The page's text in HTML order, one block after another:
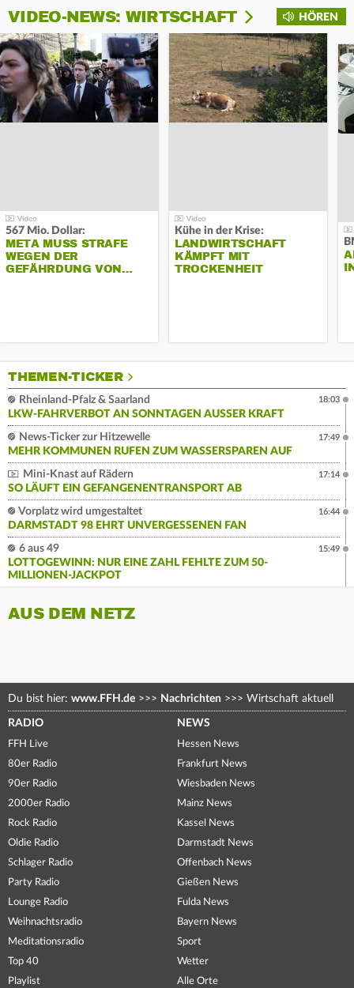
HÖREN
VIDEO-NEWS: WIRTSCHAFT
567 Mio. Dollar:
META MUSS STRAFE
WEGEN DER
GEFÄHRDUNG VON…
Kühe in der Krise:
LANDWIRTSCHAFT
KÄMPFT MIT
TROCKENHEIT
THEMEN-TICKER
Rheinland-Pfalz & Saarland
LKW-FAHRVERBOT AN SONNTAGEN AUSSER KRAFT
18:03
News-Ticker zur Hitzewelle
MEHR KOMMUNEN RUFEN ZUM WASSERSPAREN AUF
17:49
Mini-Knast auf Rädern
SO LÄUFT EIN GEFANGENENTRANSPORT AB
17:14
Vorplatz wird umgestaltet
DARMSTADT 98 EHRT UNVERGESSENEN FAN
16:44
6 aus 49
LOTTOGEWINN: NUR EINE ZAHL FEHLTE ZUM 50-
MILLIONEN-JACKPOT
15:49
AUS DEM NETZ
Du bist hier: www.FFH.de >>> Nachrichten >>> Wirtschaft aktuell
RADIO
FFH Live
80er Radio
90er Radio
2000er Radio
Rock Radio
Oldie Radio
Schlager Radio
Party Radio
Lounge Radio
Weihnachtsradio
Meditationsradio
Top 40
Playlist
NEWS
Hessen News
Frankfurt News
Wiesbaden News
Mainz News
Kassel News
Darmstadt News
Offenbach News
Gießen News
Fulda News
Bayern News
Sport
Wetter
Alle Orte